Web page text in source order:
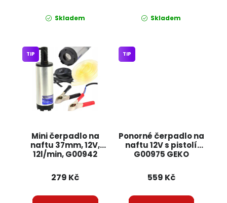
Skladem Skladem
Mini čerpadlo na
naftu 37mm, 12V,
12l/min, G00942
TIP
279 Kč
Ponorné čerpadlo na
naftu 12V s pistolí
G00975 GEKO
TIP
559 Kč